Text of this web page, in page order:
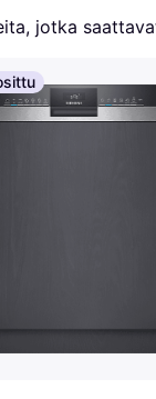
jotka